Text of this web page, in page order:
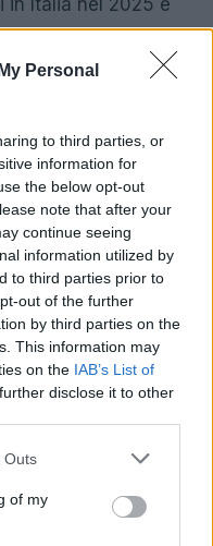
Personal
to third parties, or
information for
the below opt-out
note that after your
continue seeing
information utilized by
to third parties prior to
out of the further
by third parties on the
This information may
on the IAB’s List of
disclose it to other
one or more Google
You may click to
its third-party tags to
Outs
of my
in Italia nel 2025 è
fare la scelta
le tue esigenze,
e non esitare a
solido e
il primo passo?